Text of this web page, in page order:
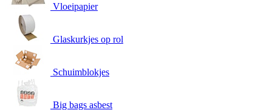
Vloeipapier
Glaskurkjes op rol
Schuimblokjes
Big bags asbest